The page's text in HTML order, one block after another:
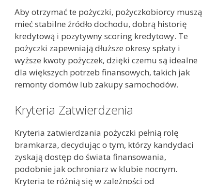
Aby otrzymać te pożyczki, pożyczkobiorcy muszą
mieć stabilne źródło dochodu, dobrą historię
kredytową i pozytywny scoring kredytowy. Te
pożyczki zapewniają dłuższe okresy spłaty i
wyższe kwoty pożyczek, dzięki czemu są idealne
dla większych potrzeb finansowych, takich jak
remonty domów lub zakupy samochodów.
Kryteria Zatwierdzenia
Kryteria zatwierdzania pożyczki pełnią rolę
bramkarza, decydując o tym, którzy kandydaci
zyskają dostęp do świata finansowania,
podobnie jak ochroniarz w klubie nocnym.
Kryteria te różnią się w zależności od